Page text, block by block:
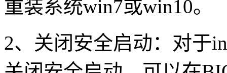
重装系统win7或win10。
2、关闭安全启动：对于